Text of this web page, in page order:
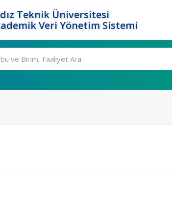
Teknik Üniversitesi
Veri Yönetim Sistemi